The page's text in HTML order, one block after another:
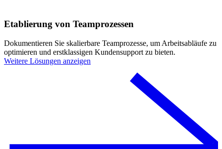
Etablierung von Teamprozessen
Dokumentieren Sie skalierbare Teamprozesse, um Arbeitsabläufe zu
optimieren und erstklassigen Kundensupport zu bieten.
Weitere Lösungen anzeigen